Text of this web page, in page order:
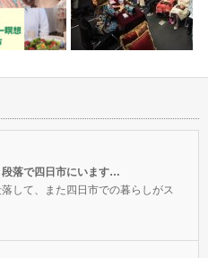
スファウンダーグッドニー
んの恒例の…
甘えること、労
想会でした。…
落で四日市にいます…
して、また四日市での暮らしがス